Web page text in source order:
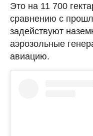
Это на 11 700
сравнению с
задействуют
аэрозольные
авиацию.